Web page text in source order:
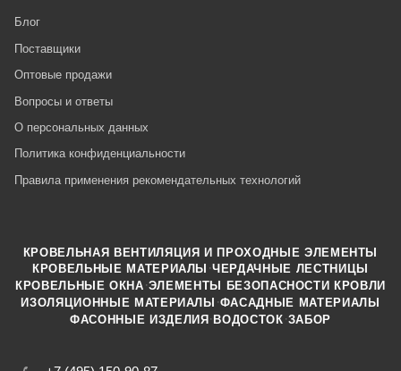
Блог
Поставщики
Оптовые продажи
Вопросы и ответы
О персональных данных
Политика конфиденциальности
Правила применения рекомендательных технологий
КРОВЕЛЬНАЯ ВЕНТИЛЯЦИЯ И ПРОХОДНЫЕ ЭЛЕМЕНТЫ
КРОВЕЛЬНЫЕ МАТЕРИАЛЫ ·ЧЕРДАЧНЫЕ ЛЕСТНИЦЫ
КРОВЕЛЬНЫЕ ОКНА ·ЭЛЕМЕНТЫ БЕЗОПАСНОСТИ КРОВЛИ
ИЗОЛЯЦИОННЫЕ МАТЕРИАЛЫ ·ФАСАДНЫЕ МАТЕРИАЛЫ
ФАСОННЫЕ ИЗДЕЛИЯ ·ВОДОСТОК ·ЗАБОР